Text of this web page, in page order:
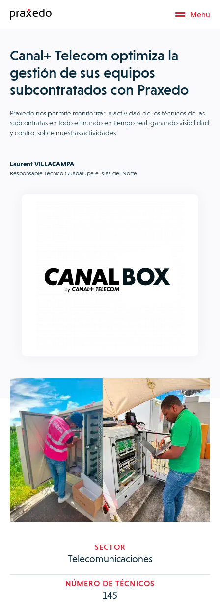
Menu
Canal+ Telecom optimiza la
gestión de sus equipos
subcontratados con Praxedo
Praxedo nos permite monitorizar la actividad de los técnicos de las
subcontratas en todo el mundo en tiempo real, ganando visibilidad
y control sobre nuestras actividades.
Laurent VILLACAMPA
Responsable Técnico Guadalupe e Islas del Norte
SECTOR
Telecomunicaciones
NÚMERO DE TÉCNICOS
145